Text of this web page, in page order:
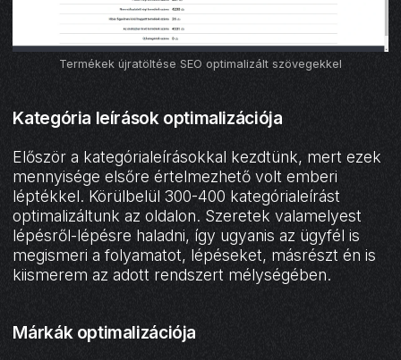
Termékek újratöltése SEO optimalizált szövegekkel
Kategória leírások optimalizációja
Először a kategórialeírásokkal kezdtünk, mert ezek
mennyisége elsőre értelmezhető volt emberi
léptékkel. Körülbelül 300-400 kategórialeírást
optimalizáltunk az oldalon. Szeretek valamelyest
lépésről-lépésre haladni, így ugyanis az ügyfél is
megismeri a folyamatot, lépéseket, másrészt én is
kiismerem az adott rendszert mélységében.
Márkák optimalizációja